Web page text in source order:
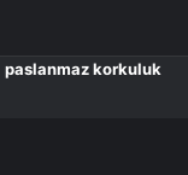
paslanmaz korkuluk